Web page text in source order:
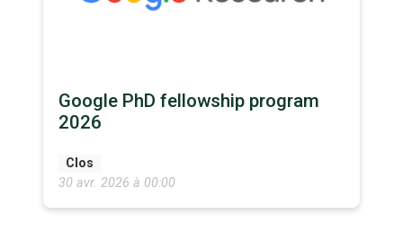
Google PhD fellowship program
2026
Clos
30 avr. 2026 à 00:00